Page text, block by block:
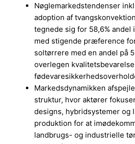
Nøglemarkedstendenser
adoption af
tegnede sig for 58,6% andel
med stigende præference
soltørrere med en andel på
overlegen
Markedsdynamikken
struktur, hvor aktører
designs, hybridsystemer og
produktion for at
landbrugs- og industrielle